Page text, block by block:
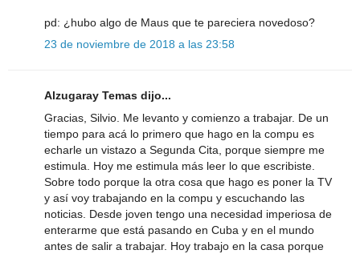
pd: ¿hubo algo de Maus que te pareciera novedoso?
23 de noviembre de 2018 a las 23:58
Alzugaray Temas dijo...
Gracias, Silvio. Me levanto y comienzo a trabajar. De un
tiempo para acá lo primero que hago en la compu es
echarle un vistazo a Segunda Cita, porque siempre me
estimula. Hoy me estimula más leer lo que escribiste.
Sobre todo porque la otra cosa que hago es poner la TV
y así voy trabajando en la compu y escuchando las
noticias. Desde joven tengo una necesidad imperiosa de
enterarme que está pasando en Cuba y en el mundo
antes de salir a trabajar. Hoy trabajo en la casa porque